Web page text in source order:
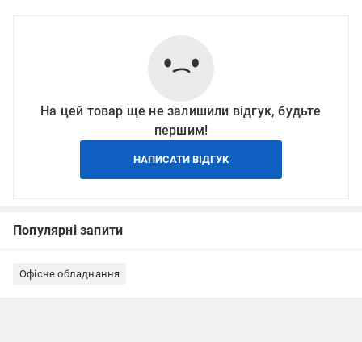
На цей товар ще не залишили відгук, будьте
першим!
НАПИСАТИ ВІДГУК
Популярні запити
Офісне обладнання